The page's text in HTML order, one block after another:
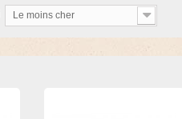
Le moins cher